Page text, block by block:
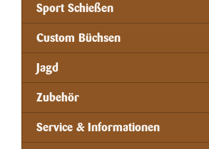
Sport Schießen
Custom Büchsen
Jagd
Zubehör
Service & Informationen